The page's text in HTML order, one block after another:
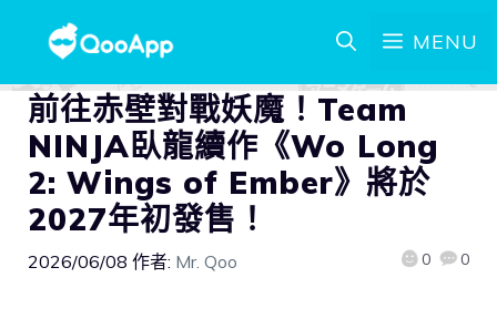
MENU
前往赤壁對戰妖魔！Team
NINJA臥龍續作《Wo Long
2: Wings of Ember》將於
2027年初發售！
2026/06/08 作者: Mr. Qoo 0 0